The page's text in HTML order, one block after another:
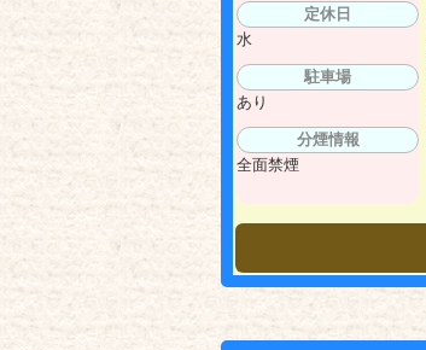
定休日
水
駐車場
あり
分煙情報
全面禁煙